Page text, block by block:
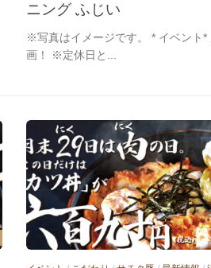
ニング ふじい
※写真はイメージです。 * イベント*
画！ ※定休日と...